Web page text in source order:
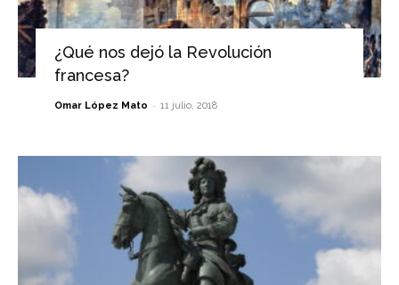
¿Qué nos dejó la Revolución
francesa?
Omar López Mato - 11 julio, 2018